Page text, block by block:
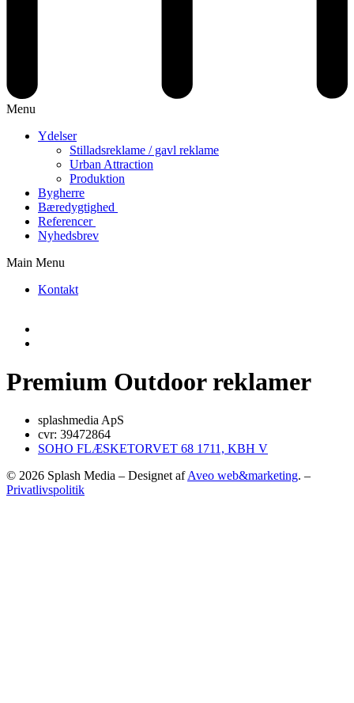
Menu
Ydelser
Stilladsreklame / gavl reklame
Urban Attraction
Produktion
Bygherre
Bæredygtighed
Referencer
Nyhedsbrev
Main Menu
Kontakt
Premium Outdoor reklamer
splashmedia ApS
cvr: 39472864
SOHO FLÆSKETORVET 68 1711, KBH V
© 2026 Splash Media – Designet afAveo web&marketing. –
Privatlivspolitik